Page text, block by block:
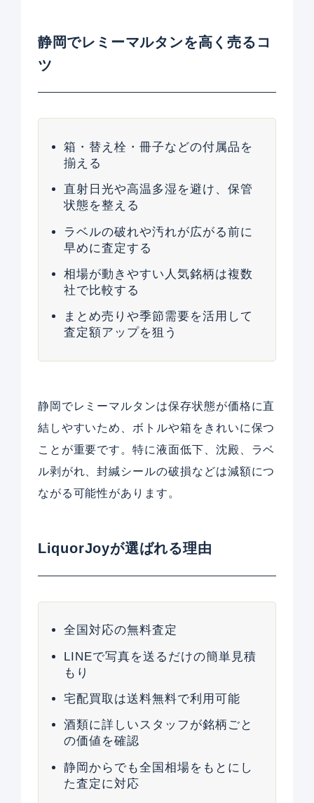
静岡でレミーマルタンを高く売るコ
ツ
箱・替え栓・冊子などの付属品を
揃える
直射日光や高温多湿を避け、保管
状態を整える
ラベルの破れや汚れが広がる前に
早めに査定する
相場が動きやすい人気銘柄は複数
社で比較する
まとめ売りや季節需要を活用して
査定額アップを狙う
静岡でレミーマルタンは保存状態が価格に直
結しやすいため、ボトルや箱をきれいに保つ
ことが重要です。特に液面低下、沈殿、ラベ
ル剥がれ、封緘シールの破損などは減額につ
ながる可能性があります。
LiquorJoyが選ばれる理由
全国対応の無料査定
LINEで写真を送るだけの簡単見積
もり
宅配買取は送料無料で利用可能
酒類に詳しいスタッフが銘柄ごと
の価値を確認
静岡からでも全国相場をもとにし
た査定に対応